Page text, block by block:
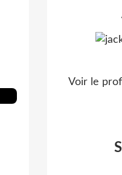
Voir le